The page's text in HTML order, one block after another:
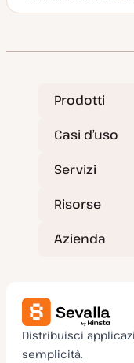
a
g
r
n
t
a
Prodotti
Casi d’uso
Servizi
Risorse
Azienda
Distribuisci
semplicità.